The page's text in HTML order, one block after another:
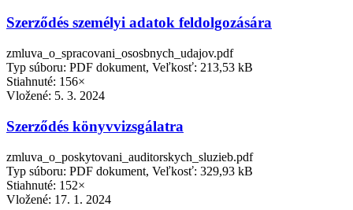
Szerződés személyi adatok feldolgozására
zmluva_o_spracovani_ososbnych_udajov.pdf
Typ súboru: PDF dokument, Veľkosť: 213,53 kB
Stiahnuté: 156×
Vložené: 5. 3. 2024
Szerződés könyvvizsgálatra
zmluva_o_poskytovani_auditorskych_sluzieb.pdf
Typ súboru: PDF dokument, Veľkosť: 329,93 kB
Stiahnuté: 152×
Vložené: 17. 1. 2024